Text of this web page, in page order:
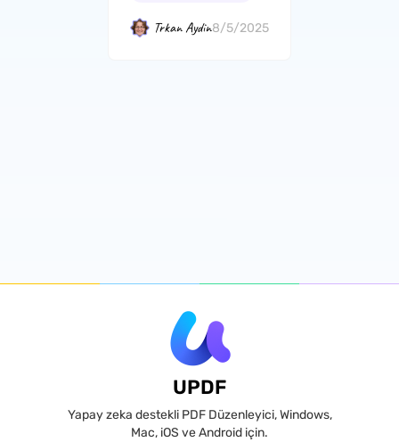
Trkan Aydin8/5/2025
UPDF
Yapay zeka destekli PDF Düzenleyici, Windows,
Mac, iOS ve Android için.